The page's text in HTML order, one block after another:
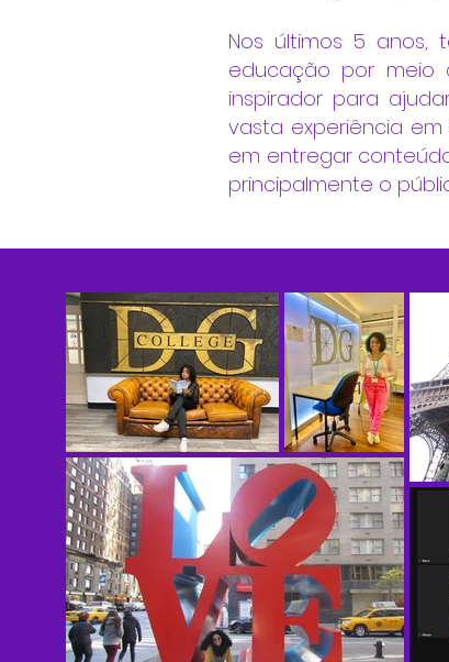
Nos últimos 5 anos,
educação por meio
inspirador para
vasta experiência
em entregar
principalmente o